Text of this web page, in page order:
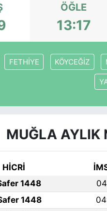
ÖĞLE
13:17
FETHİYE KÖYCEĞİZ
MUĞLA AYLIK
HİCRİ
1448
1448